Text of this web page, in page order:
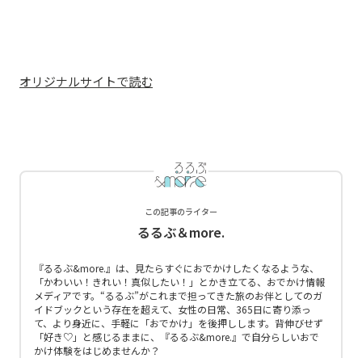
オリジナルサイトで読む
この記事のライター
るるぶ＆more.
『るるぶ&more.』は、見たらすぐにおでかけしたくなるような、
「かわいい！きれい！真似したい！」とかき立てる、おでかけ情報
メディアです。“るるぶ”がこれまで担ってきた旅のお伴としてのガ
イドブックという存在を超えて、女性の日常、365日に寄り添っ
て、より身近に、手軽に「おでかけ」を後押しします。背伸びせず
「好き♡」と感じるままに、『るるぶ&more.』で自分らしいおで
かけ体験をはじめませんか？